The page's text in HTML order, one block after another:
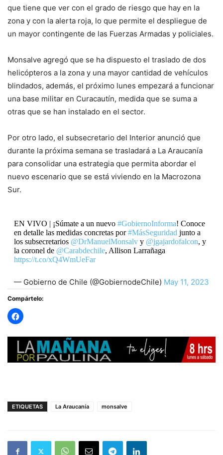
que tiene que ver con el grado de riesgo que hay en la
zona y con la alerta roja, lo que permite el despliegue de
un mayor contingente de las Fuerzas Armadas y policiales.
Monsalve agregó que se ha dispuesto el traslado de dos
helicópteros a la zona y una mayor cantidad de vehículos
blindados, además, el próximo lunes empezará a funcionar
una base militar en Curacautín, medida que se suma a
otras que se han instalado en el sector.
Por otro lado, el subsecretario del Interior anunció que
durante la próxima semana se trasladará a La Araucanía
para consolidar una estrategia que permita abordar el
nuevo escenario que se está viviendo en la Macrozona
Sur.
EN VIVO | ¡Súmate a un nuevo #GobiernoInforma! Conoce
en detalle las medidas concretas por#MásSeguridad junto a
los subsecretarios @DrManuelMonsalvy @jgajardofalcon, y
la coronel de @Carabdechile, Allison Larrañaga
https://t.co/xQ4WmUeFar
— Gobierno de Chile (@GobiernodeChile) May 11, 2023
Compártelo:
ETIQUETAS La Araucanía monsalve